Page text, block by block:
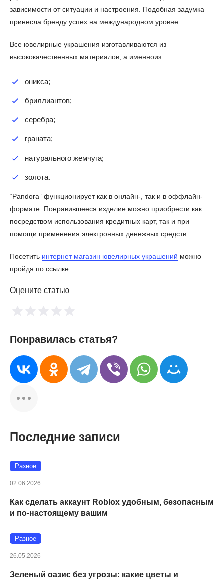
зависимости от ситуации и настроения. Подобная задумка
принесла бренду успех на международном уровне.
Все ювелирные украшения изготавливаются из
высококачественных материалов, а именноиз:
оникса;
бриллиантов;
серебра;
граната;
натурального жемчуга;
золота.
“Pandora” функционирует как в онлайн-, так и в оффлайн-
формате. Понравившееся изделие можно приобрести как
посредством использования кредитных карт, так и при
помощи применения электронных денежных средств.
Посетить интернет магазин ювелирных украшений можно
пройдя по ссылке.
Оцените статью
Понравилась статья?
Последние записи
Разное
02.06.2026
Как сделать аккаунт Roblox удобным, безопасным
и по-настоящему вашим
Разное
26.05.2026
Зеленый оазис без угрозы: какие цветы и